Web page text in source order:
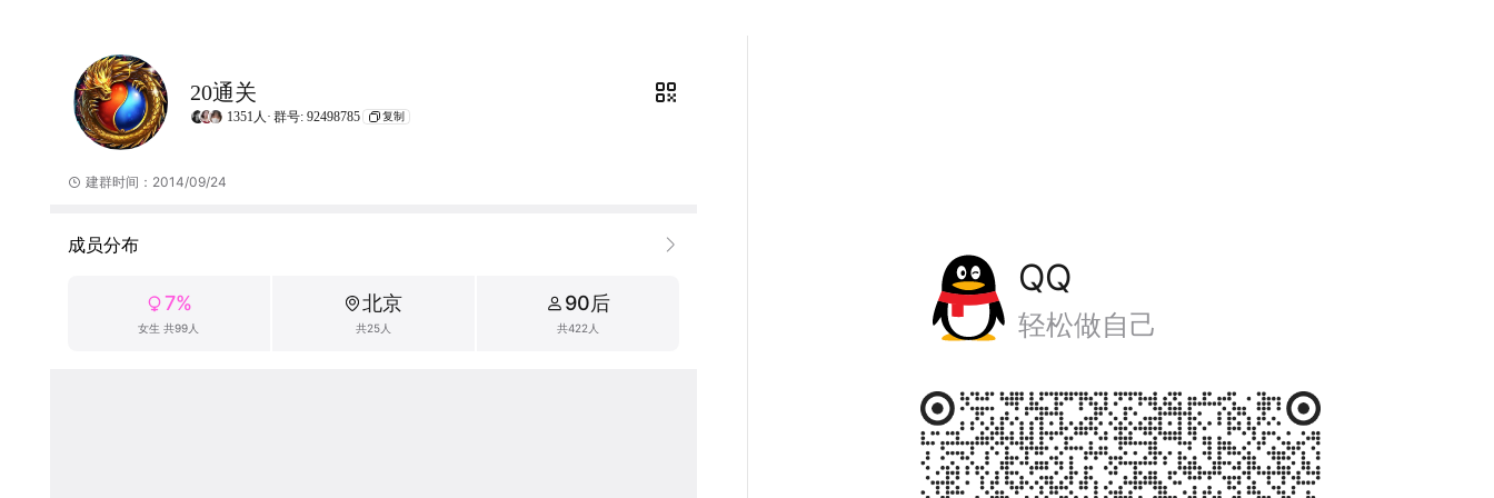
20通关
1351人· 群号: 92498785 复制
建群时间：2014/09/24
成员分布
7%
女生 共99人
北京
共25人
90后
共422人
QQ
轻松做自己